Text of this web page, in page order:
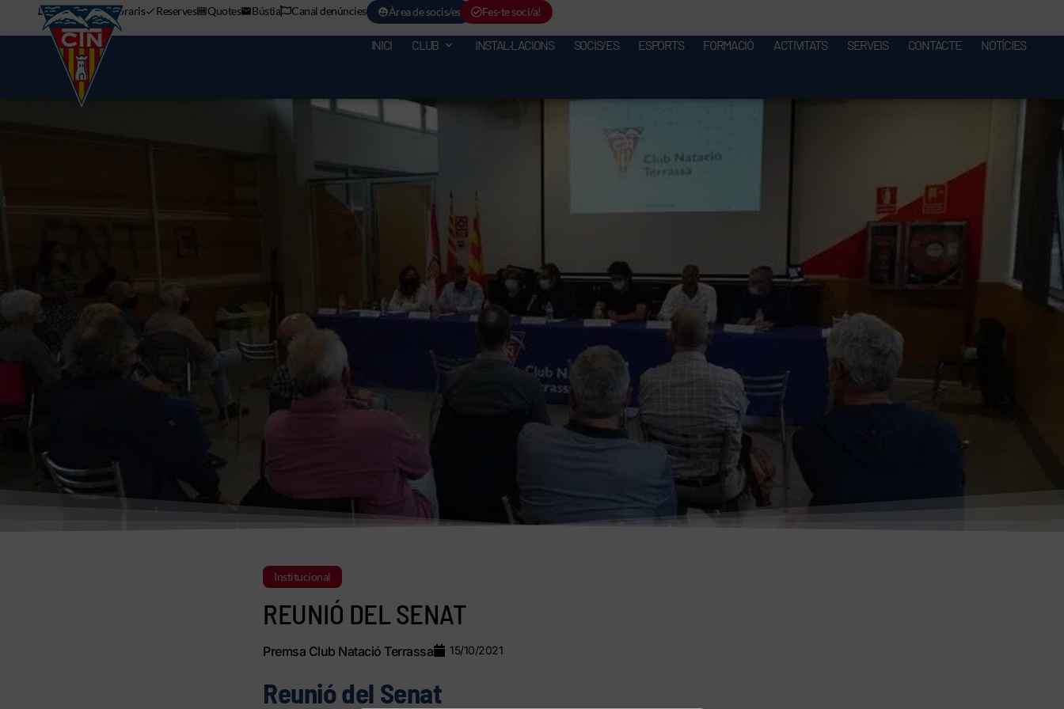
APP mòbil Horaris Reserves Quotes Bústia Canal denúncies Àrea de socis/es Fes-te soci/a!
INICI CLUB INSTAL·LACIONS SOCIS/ES ESPORTS FORMACIÓ ACTIVITATS SERVEIS CONTACTE NOTÍCIES
Institucional
REUNIÓ DEL SENAT
Premsa Club Natació Terrassa 15/10/2021
Reunió del Senat